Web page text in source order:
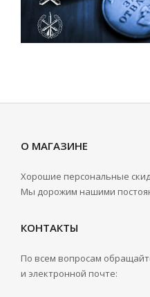
О МАГАЗИНЕ
Хорошие персональные
Мы дорожим нашими
КОНТАКТЫ
По всем вопросам
и электронной почте: